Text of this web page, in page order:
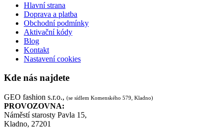
Hlavní strana
Doprava a platba
Obchodní podmínky
Aktivační kódy
Blog
Kontakt
Nastavení cookies
Kde nás najdete
GEO fashion s.r.o., (se sídlem Komenského 579, Kladno)
PROVOZOVNA:
Náměstí starosty Pavla 15,
Kladno, 27201